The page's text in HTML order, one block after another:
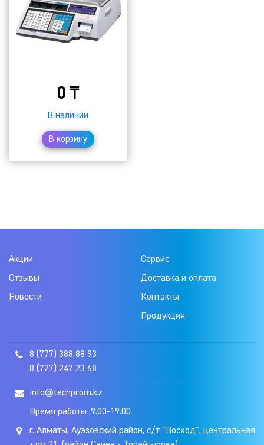
0 ₸
В наличии
В корзину
Акции
Отзывы
Новости
Сервис
Доставка и оплата
Контакты
Продукция
8 (777) 388 88 93
8 (727) 247 23 68
info@techprom.kz
Время работы: 9.00-19.00
г. Алматы, Ауэзовский район, с/т "Восход", центральная